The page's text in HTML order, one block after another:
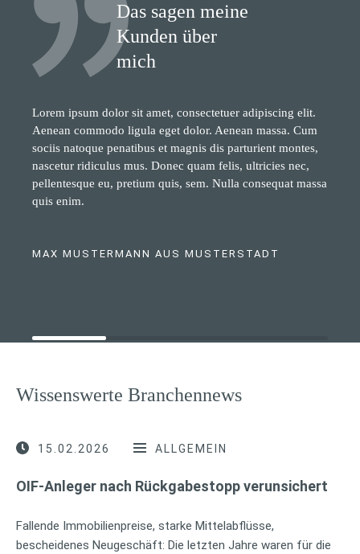
Das sagen meine
Kunden über
mich
Lorem ipsum dolor sit amet, consectetuer adipiscing elit.
Aenean commodo ligula eget dolor. Aenean massa. Cum
sociis natoque penatibus et magnis dis parturient montes,
nascetur ridiculus mus. Donec quam felis, ultricies nec,
pellentesque eu, pretium quis, sem. Nulla consequat massa
quis enim.
MAX MUSTERMANN AUS MUSTERSTADT
Wissenswerte Branchennews
15.02.2026 ALLGEMEIN
OIF-Anleger nach Rückgabestopp verunsichert
Fallende Immobilienpreise, starke Mittelabflüsse,
bescheidenes Neugeschäft: Die letzten Jahre waren für die